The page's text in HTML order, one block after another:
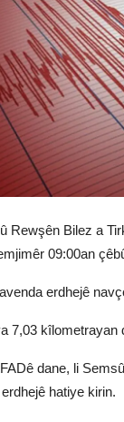
Rewşên Bilez a
09:00an
erdhejê
7,03 kîlometrayan
dane, li
hatiye kirin.